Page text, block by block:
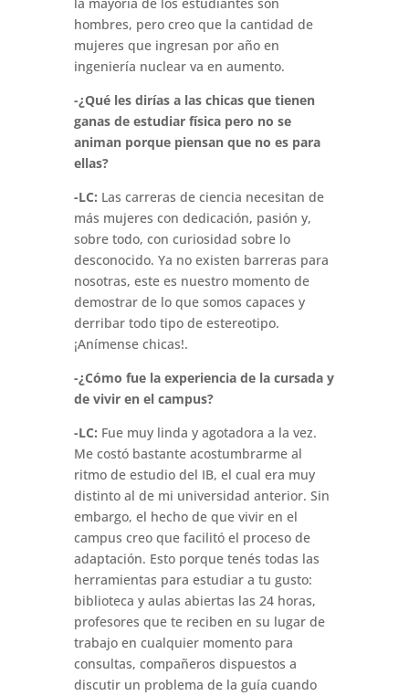
la mayoría de los estudiantes son
hombres, pero creo que la cantidad de
mujeres que ingresan por año en
ingeniería nuclear va en aumento.
-¿Qué les dirías a las chicas que tienen
ganas de estudiar física pero no se
animan porque piensan que no es para
ellas?
-LC: Las carreras de ciencia necesitan de
más mujeres con dedicación, pasión y,
sobre todo, con curiosidad sobre lo
desconocido. Ya no existen barreras para
nosotras, este es nuestro momento de
demostrar de lo que somos capaces y
derribar todo tipo de estereotipo.
¡Anímense chicas!.
-¿Cómo fue la experiencia de la cursada y
de vivir en el campus?
-LC: Fue muy linda y agotadora a la vez.
Me costó bastante acostumbrarme al
ritmo de estudio del IB, el cual era muy
distinto al de mi universidad anterior. Sin
embargo, el hecho de que vivir en el
campus creo que facilitó el proceso de
adaptación. Esto porque tenés todas las
herramientas para estudiar a tu gusto:
biblioteca y aulas abiertas las 24 horas,
profesores que te reciben en su lugar de
trabajo en cualquier momento para
consultas, compañeros dispuestos a
discutir un problema de la guía cuando